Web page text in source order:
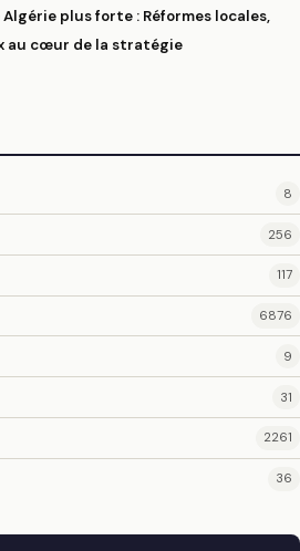
plus forte : Réformes locales,
au cœur de la stratégie
8
256
117
6876
9
31
2261
36